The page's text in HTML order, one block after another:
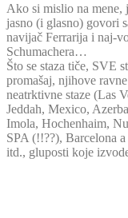
Ako si mislio na mene,
jasno (i glasno) govori
navijač Ferrarija i naj-
Schumachera…
Što se staza tiče, SVE
promašaj, njihove
neatrktivne staze (Las
Jeddah, Mexico,
Imola, Hochenhaim,
SPA (!!??), Barcelona
itd., gluposti koje